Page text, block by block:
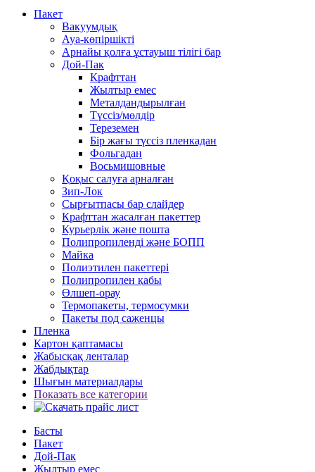
Пакет
Вакуумдық
Ауа-көпіршікті
Арнайы қолға ұстауыш тілігі бар
Дой-Пак
Крафттан
Жылтыр емес
Металдандырылған
Түссіз/мөлдір
Тереземен
Бір жағы түссіз пленкадан
Фольгадан
Восьмишовные
Қоқыс салуға арналған
Зип-Лок
Сырғытпасы бар слайдер
Крафттан жасалған пакеттер
Курьерлік және пошта
Полипропиленді және БОПП
Майка
Полиэтилен пакеттері
Полипропилен қабы
Өлшеп-орау
Термопакеты, термосумки
Пакеты под саженцы
Пленка
Картон қаптамасы
Жабысқақ ленталар
Жабдықтар
Шығын материалдары
Показать все категории
Басты
Пакет
Дой-Пак
Жылтыр емес